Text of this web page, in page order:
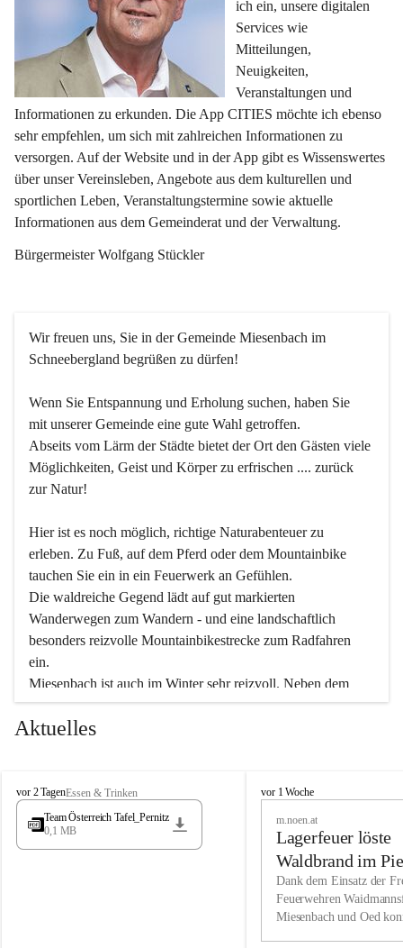
ich ein, unsere digitalen
Services wie
Mitteilungen,
Neuigkeiten,
Veranstaltungen und
Informationen zu erkunden. Die App CITIES möchte ich ebenso
sehr empfehlen, um sich mit zahlreichen Informationen zu
versorgen. Auf der Website und in der App gibt es Wissenswertes
über unser Vereinsleben, Angebote aus dem kulturellen und
sportlichen Leben, Veranstaltungstermine sowie aktuelle
Informationen aus dem Gemeinderat und der Verwaltung.
Bürgermeister Wolfgang Stückler
Wir freuen uns, Sie in der Gemeinde Miesenbach im
Schneebergland begrüßen zu dürfen!
Wenn Sie Entspannung und Erholung suchen, haben Sie
mit unserer Gemeinde eine gute Wahl getroffen.
Abseits vom Lärm der Städte bietet der Ort den Gästen viele
Möglichkeiten, Geist und Körper zu erfrischen .... zurück
zur Natur!
Hier ist es noch möglich, richtige Naturabenteuer zu
erleben. Zu Fuß, auf dem Pferd oder dem Mountainbike
tauchen Sie ein in ein Feuerwerk an Gefühlen.
Die waldreiche Gegend lädt auf gut markierten
Wanderwegen zum Wandern - und eine landschaftlich
besonders reizvolle Mountainbikestrecke zum Radfahren
ein.
Miesenbach ist auch im Winter sehr reizvoll. Neben dem
Eisstockschießen gibt es auf dem nahe gelegenen Unterberg
wunderschöne Naturschneepisten, die zum Schifahren oder
vielfältige Angebot unserer Kulturvereine.
Überzeugen Sie sich selbst, dass Sie in Miesenbach sowie
in den Beherbergungsbetrieben, Gaststätten und urigen
Wir kennen Miesenbach als lebens- und liebenswerten Ort.
Tradition und Innovation werden ebenso groß geschrieben
Aktuelles
M
i
s
vor 2 TagenEssen & Trinken
Team Österreich Tafel_Pernitz
0,1 MB
M
h
vor 1 Woche
m.noen.at
Lagerfeuer löste
Waldbrand im
aus
Dank dem Einsatz der
Feuerwehren
Miesenbach und Oed